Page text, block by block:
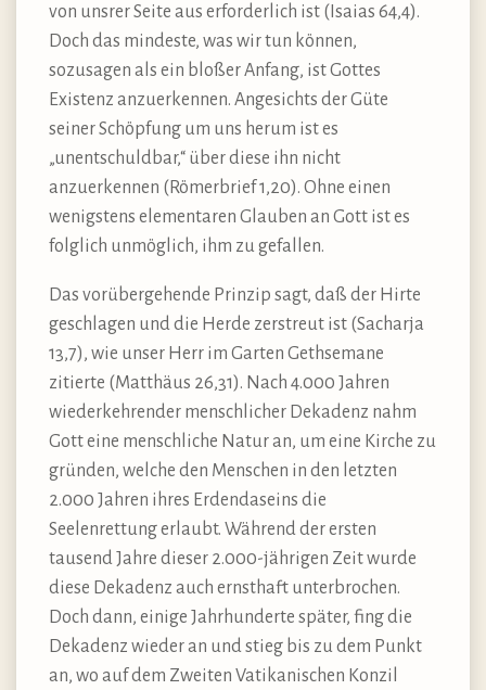
von unsrer Seite aus erforderlich ist (Isaias 64,4).
Doch das mindeste, was wir tun können,
sozusagen als ein bloßer Anfang, ist Gottes
Existenz anzuerkennen. Angesichts der Güte
seiner Schöpfung um uns herum ist es
„unentschuldbar,“ über diese ihn nicht
anzuerkennen (Römerbrief 1,20). Ohne einen
wenigstens elementaren Glauben an Gott ist es
folglich unmöglich, ihm zu gefallen.
Das vorübergehende Prinzip sagt, daß der Hirte
geschlagen und die Herde zerstreut ist (Sacharja
13,7), wie unser Herr im Garten Gethsemane
zitierte (Matthäus 26,31). Nach 4.000 Jahren
wiederkehrender menschlicher Dekadenz nahm
Gott eine menschliche Natur an, um eine Kirche zu
gründen, welche den Menschen in den letzten
2.000 Jahren ihres Erdendaseins die
Seelenrettung erlaubt. Während der ersten
tausend Jahre dieser 2.000-jährigen Zeit wurde
diese Dekadenz auch ernsthaft unterbrochen.
Doch dann, einige Jahrhunderte später, fing die
Dekadenz wieder an und stieg bis zu dem Punkt
an, wo auf dem Zweiten Vatikanischen Konzil